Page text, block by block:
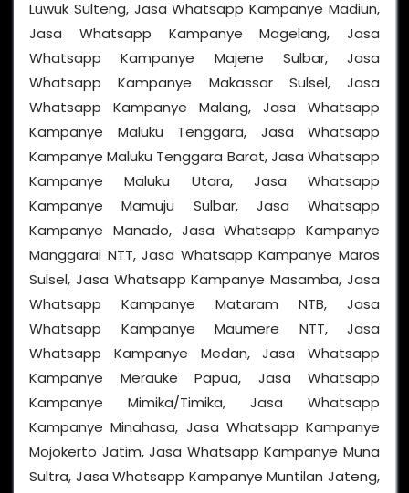
Luwuk Sulteng, Jasa Whatsapp Kampanye Madiun,
Jasa Whatsapp Kampanye Magelang, Jasa
Whatsapp Kampanye Majene Sulbar, Jasa
Whatsapp Kampanye Makassar Sulsel, Jasa
Whatsapp Kampanye Malang, Jasa Whatsapp
Kampanye Maluku Tenggara, Jasa Whatsapp
Kampanye Maluku Tenggara Barat, Jasa Whatsapp
Kampanye Maluku Utara, Jasa Whatsapp
Kampanye Mamuju Sulbar, Jasa Whatsapp
Kampanye Manado, Jasa Whatsapp Kampanye
Manggarai NTT, Jasa Whatsapp Kampanye Maros
Sulsel, Jasa Whatsapp Kampanye Masamba, Jasa
Whatsapp Kampanye Mataram NTB, Jasa
Whatsapp Kampanye Maumere NTT, Jasa
Whatsapp Kampanye Medan, Jasa Whatsapp
Kampanye Merauke Papua, Jasa Whatsapp
Kampanye Mimika/Timika, Jasa Whatsapp
Kampanye Minahasa, Jasa Whatsapp Kampanye
Mojokerto Jatim, Jasa Whatsapp Kampanye Muna
Sultra, Jasa Whatsapp Kampanye Muntilan Jateng,